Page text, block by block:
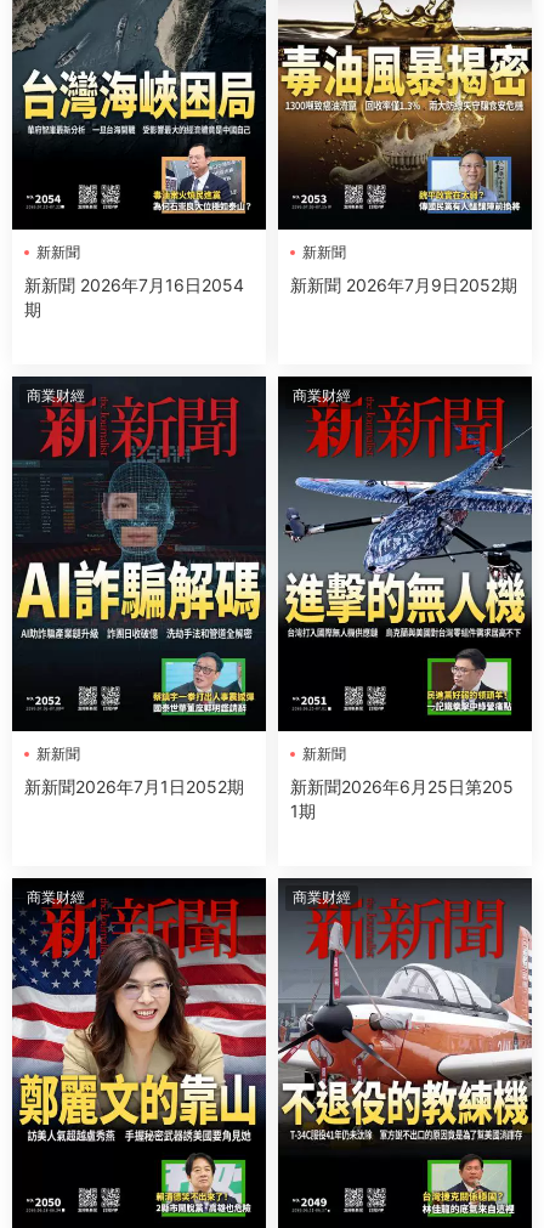
新新聞
新新聞 2026年7月16日2054
期
新新聞
新新聞 2026年7月9日2052期
商業财經
新新聞
新新聞2026年7月1日2052期
商業财經
新新聞
新新聞2026年6月25日第205
1期
商業财經 商業财經